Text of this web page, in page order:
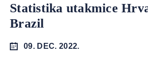
Statistika utakmice
Brazil
09. DEC. 2022.